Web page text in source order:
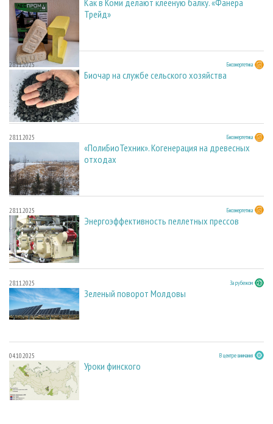
Как в Коми делают клееную балку. «Фанера
Трейд»
28.11.2025 Биоэнергетика
Биочар на службе сельского хозяйства
28.11.2025 Биоэнергетика
«ПолиБиоТехник». Когенерация на древесных
отходах
28.11.2025 Биоэнергетика
Энергоэффективность пеллетных прессов
28.11.2025 За рубежом
Зеленый поворот Молдовы
04.10.2025 В центре внимания
Уроки финского